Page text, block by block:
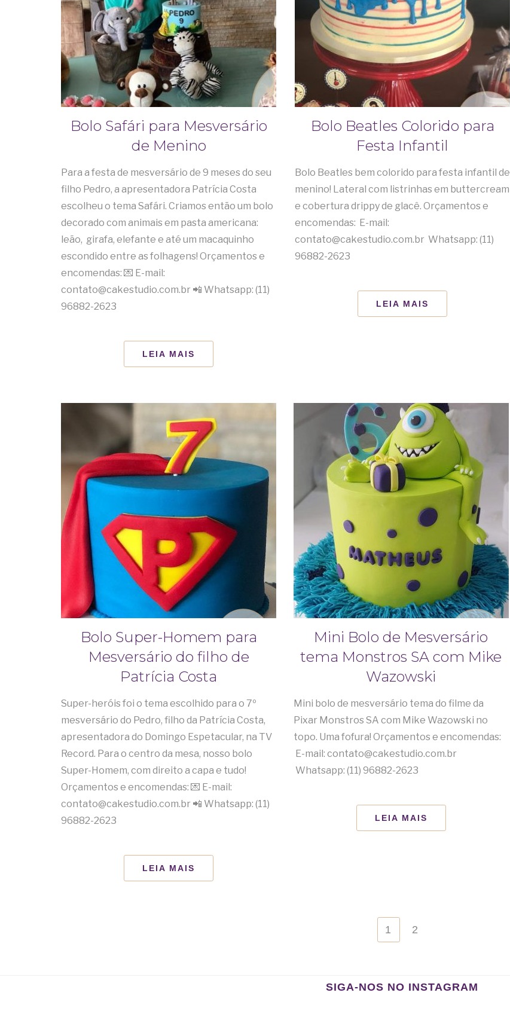
Bolo Safári para Mesversário
de Menino
Para a festa de mesversário de 9 meses do seu
filho Pedro, a apresentadora Patrícia Costa
escolheu o tema Safári. Criamos então um bolo
decorado com animais em pasta americana:
leão, girafa, elefante e até um macaquinho
escondido entre as folhagens! Orçamentos e
encomendas: 💌 E-mail:
contato@cakestudio.com.br 📲 Whatsapp: (11)
96882-2623
LEIA MAIS
Bolo Beatles Colorido para
Festa Infantil
Bolo Beatles bem colorido para festa infantil de
menino! Lateral com listrinhas em buttercream
e cobertura drippy de glacê. Orçamentos e
encomendas: E-mail:
contato@cakestudio.com.br Whatsapp: (11)
96882-2623
LEIA MAIS
Bolo Super-Homem para
Mesversário do filho de
Patrícia Costa
Super-heróis foi o tema escolhido para o 7º
mesversário do Pedro, filho da Patrícia Costa,
apresentadora do Domingo Espetacular, na TV
Record. Para o centro da mesa, nosso bolo
Super-Homem, com direito a capa e tudo!
Orçamentos e encomendas: 💌 E-mail:
contato@cakestudio.com.br 📲 Whatsapp: (11)
96882-2623
LEIA MAIS
Mini Bolo de Mesversário
tema Monstros SA com Mike
Wazowski
Mini bolo de mesversário tema do filme da
Pixar Monstros SA com Mike Wazowski no
topo. Uma fofura! Orçamentos e encomendas:
E-mail: contato@cakestudio.com.br
Whatsapp: (11) 96882-2623
LEIA MAIS
1 2
SIGA-NOS NO INSTAGRAM